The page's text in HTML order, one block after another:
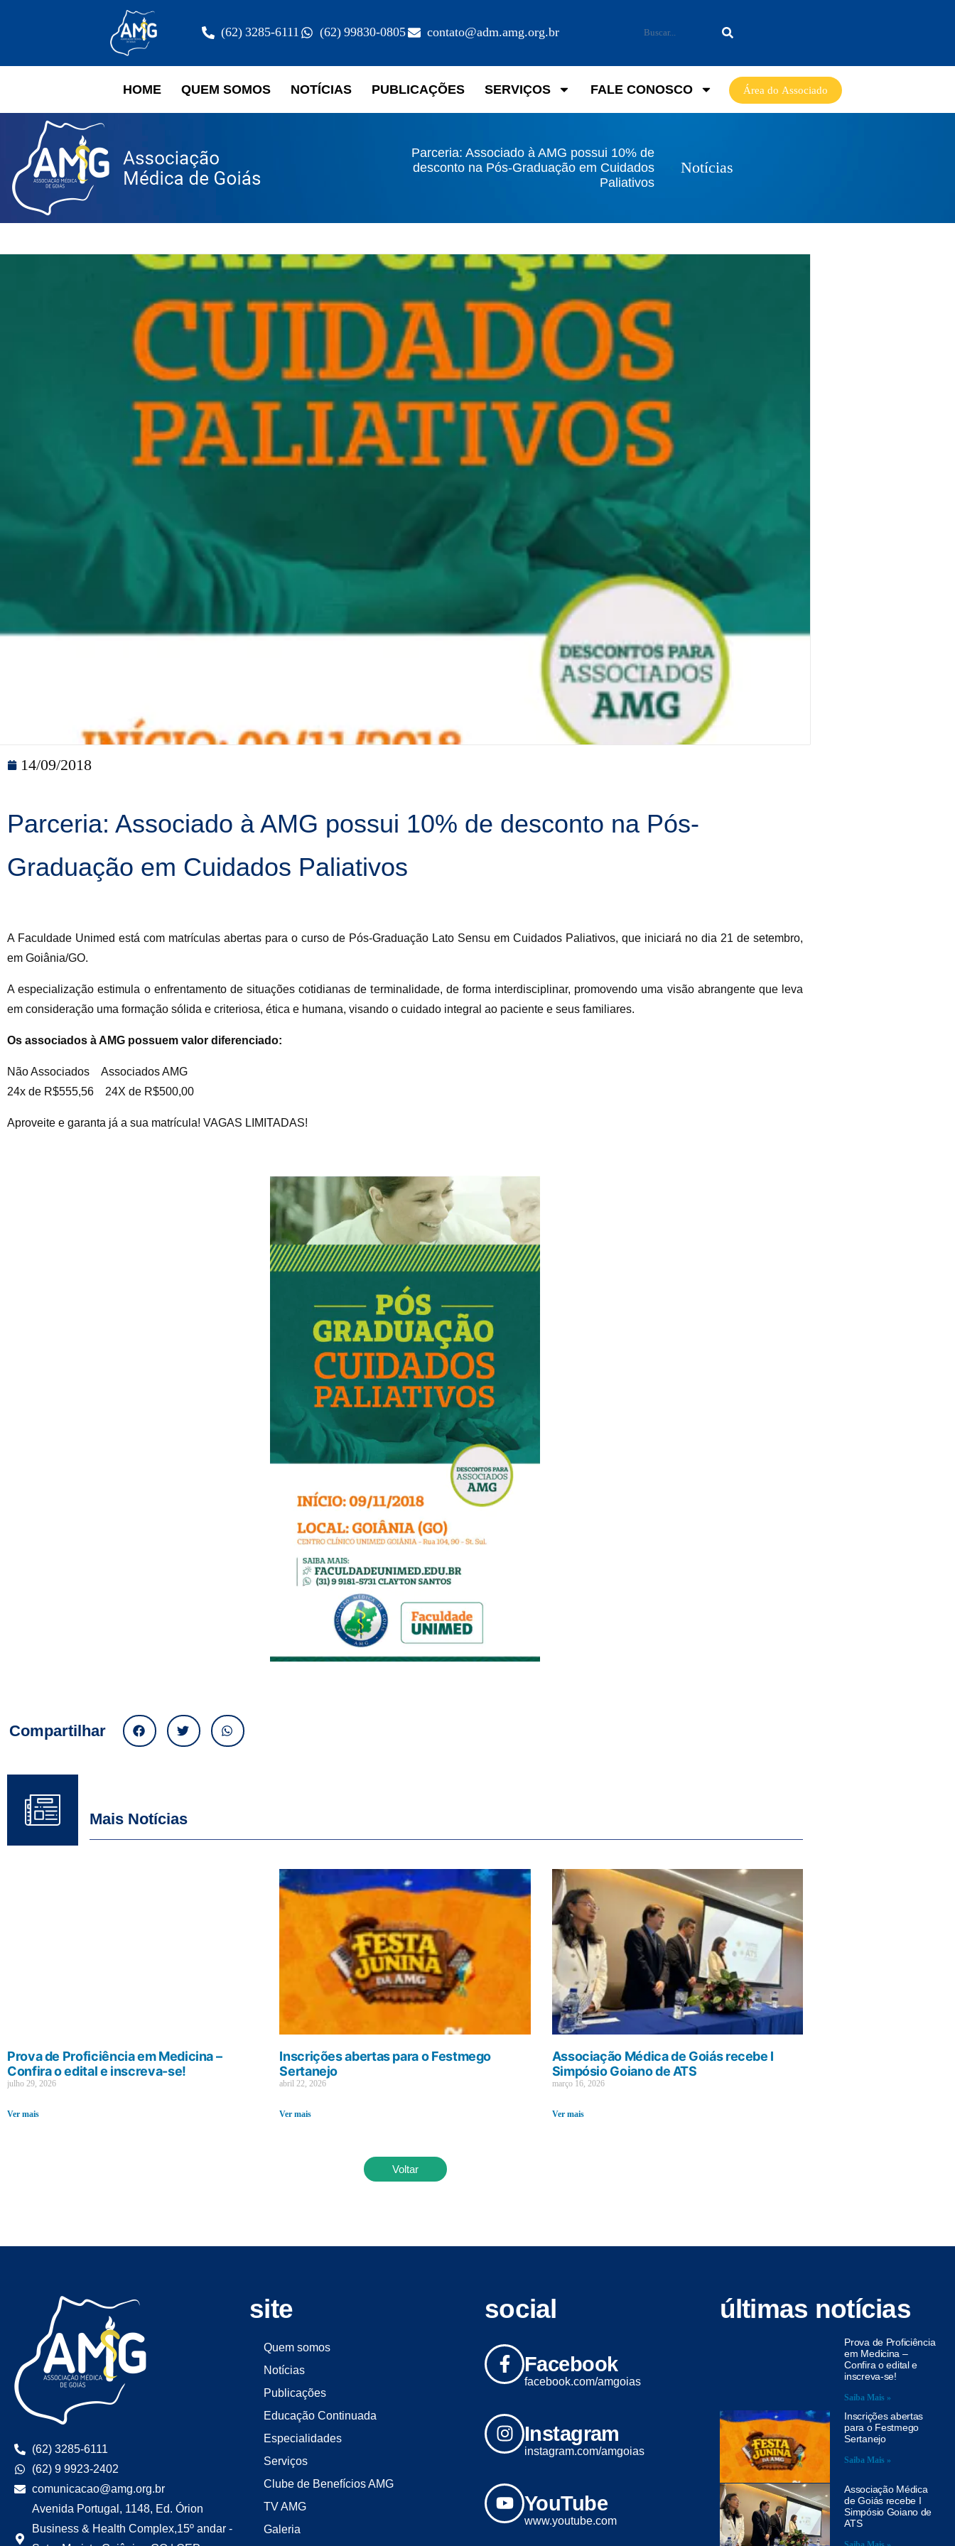
(62) 3285-6111 (62) 99830-0805 contato@adm.amg.org.br
HOME QUEM SOMOS NOTÍCIAS PUBLICAÇÕES SERVIÇOS FALE CONOSCO Área do Associado
Parceria: Associado à AMG possui 10% de
desconto na Pós-Graduação em Cuidados
Paliativos
Notícias
14/09/2018
Parceria: Associado à AMG possui 10% de desconto na Pós-
Graduação em Cuidados Paliativos
A Faculdade Unimed está com matrículas abertas para o curso de Pós-Graduação Lato Sensu em Cuidados Paliativos, que iniciará no dia 21 de setembro,
em Goiânia/GO.
A especialização estimula o enfrentamento de situações cotidianas de terminalidade, de forma interdisciplinar, promovendo uma visão abrangente que leva
em consideração uma formação sólida e criteriosa, ética e humana, visando o cuidado integral ao paciente e seus familiares.
Os associados à AMG possuem valor diferenciado:
Não Associados Associados AMG
24x de R$555,56 24X de R$500,00
Aproveite e garanta já a sua matrícula! VAGAS LIMITADAS!
Compartilhar
Mais Notícias
Prova de Proficiência em Medicina –
Confira o edital e inscreva-se!
julho 29, 2026
Ver mais
Inscrições abertas para o Festmego
Sertanejo
abril 22, 2026
Ver mais
Associação Médica de Goiás recebe I
Simpósio Goiano de ATS
março 16, 2026
Ver mais
Voltar
(62) 3285-6111
(62) 9 9923-2402
comunicacao@amg.org.br
Avenida Portugal, 1148, Ed. Órion
Business & Health Complex,15º andar -
site
Quem somos
Notícias
Publicações
Educação Continuada
Especialidades
Serviços
Clube de Benefícios AMG
TV AMG
Galeria
social
Facebook
facebook.com/amgoias
Instagram
instagram.com/amgoias
YouTube
www.youtube.com
últimas notícias
Prova de Proficiência
em Medicina –
Confira o edital e
inscreva-se!
Saiba Mais »
Inscrições abertas
para o Festmego
Sertanejo
Saiba Mais »
Associação Médica
de Goiás recebe I
Simpósio Goiano de
ATS